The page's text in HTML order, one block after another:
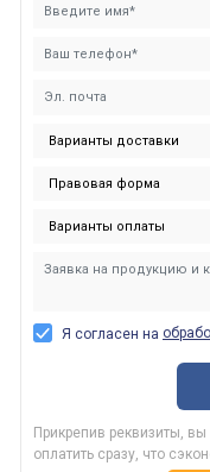
Я согласен на
Прикрепив реквизиты,
оплатить сразу, что